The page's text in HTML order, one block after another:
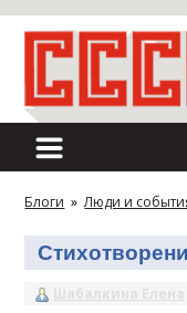
Блоги » Люди и
Шабалкина Елена